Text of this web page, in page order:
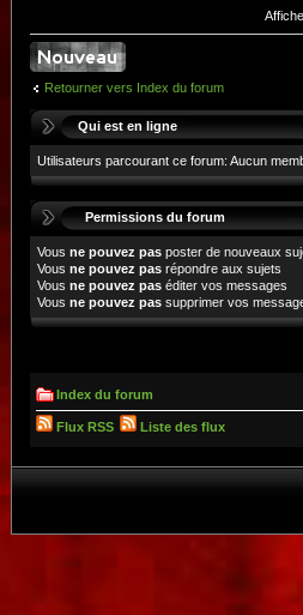
Retourner vers Index du forum
Qui est en ligne
Utilisateurs parcourant ce forum: Aucun
Permissions du forum
Vous ne pouvez pas poster de nouveaux
Vous ne pouvez pas répondre aux sujets
Vous ne pouvez pas éditer vos messages
Vous ne pouvez pas supprimer vos
Index du forum
Flux RSS Liste des flux